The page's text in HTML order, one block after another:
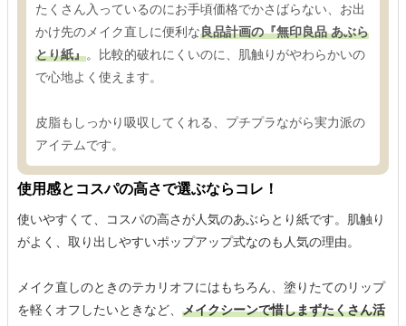
たくさん入っているのにお手頃価格でかさばらない、お出
かけ先のメイク直しに便利な良品計画の『無印良品 あぶら
とり紙』。比較的破れにくいのに、肌触りがやわらかいの
で心地よく使えます。
皮脂もしっかり吸収してくれる、プチプラながら実力派の
アイテムです。
使用感とコスパの高さで選ぶならコレ！
使いやすくて、コスパの高さが人気のあぶらとり紙です。肌触り
がよく、取り出しやすいポップアップ式なのも人気の理由。
メイク直しのときのテカリオフにはもちろん、塗りたてのリップ
を軽くオフしたいときなど、 メイクシーンで惜しまずたくさん活